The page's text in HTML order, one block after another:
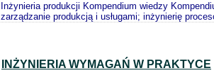
Inżynieria produkcji Kompendium wiedzy
zarządzanie produkcją i usługami; inżynierię
INŻYNIERIA WYMAGAŃ W PRAKTYCE